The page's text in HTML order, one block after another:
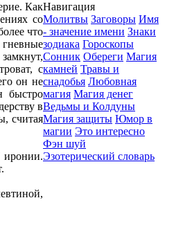
Как
со
что
гневные
с
он не
быстро
в
считая
иронии.
Навигация
Молитвы Заговоры Имя
- значение имени Знаки
зодиака Гороскопы
Сонник Обереги Магия
камней Травы и
снадобья Любовная
магия Магия денег
Ведьмы и Колдуны
Магия защиты Юмор в
магии Это интересно
Фэн шуй
Эзотерический словарь